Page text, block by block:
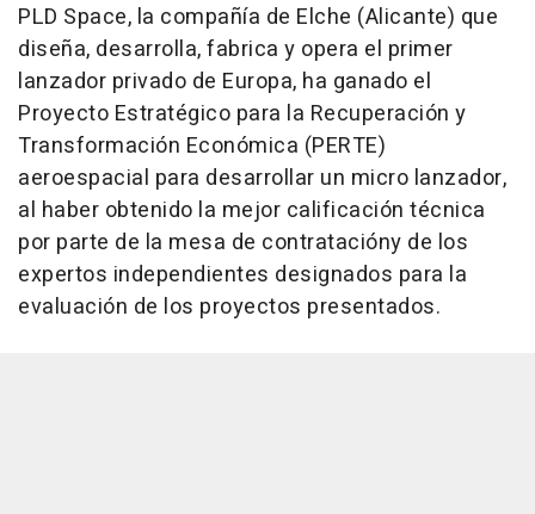
PLD Space, la compañía de Elche (Alicante) que
diseña, desarrolla, fabrica y opera el primer
lanzador privado de Europa, ha ganado el
Proyecto Estratégico para la Recuperación y
Transformación Económica (PERTE)
aeroespacial para desarrollar un micro lanzador,
al haber obtenido la mejor calificación técnica
por parte de la mesa de contratacióny de los
expertos independientes designados para la
evaluación de los proyectos presentados.